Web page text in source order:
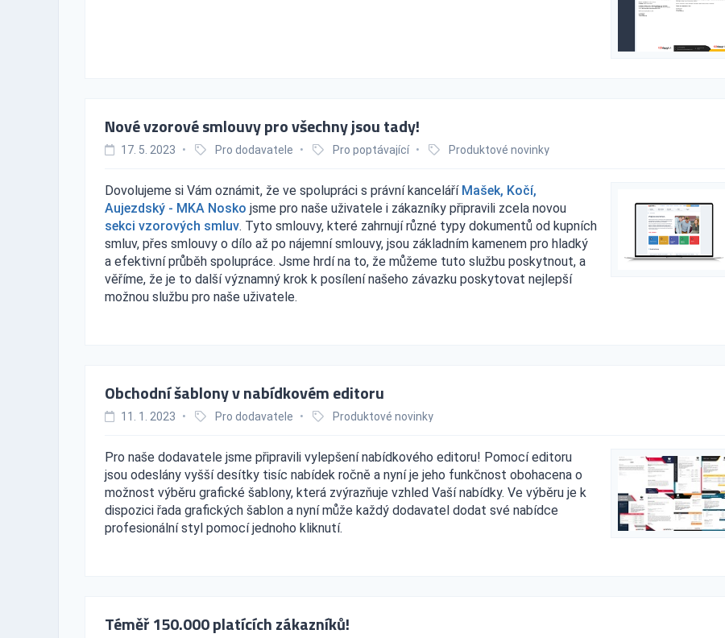
Nové vzorové smlouvy pro všechny jsou tady!
17. 5. 2023 • Pro dodavatele • Pro poptávající • Produktové novinky
Dovolujeme si Vám oznámit, že ve spolupráci s právní kanceláří Mašek, Kočí,
Aujezdský - MKA Nosko jsme pro naše uživatele i zákazníky připravili zcela novou
sekci vzorových smluv. Tyto smlouvy, které zahrnují různé typy dokumentů od kupních
smluv, přes smlouvy o dílo až po nájemní smlouvy, jsou základním kamenem pro hladký
a efektivní průběh spolupráce. Jsme hrdí na to, že můžeme tuto službu poskytnout, a
věříme, že je to další významný krok k posílení našeho závazku poskytovat nejlepší
možnou službu pro naše uživatele.
Obchodní šablony v nabídkovém editoru
11. 1. 2023 • Pro dodavatele • Produktové novinky
Pro naše dodavatele jsme připravili vylepšení nabídkového editoru! Pomocí editoru
jsou odeslány vyšší desítky tisíc nabídek ročně a nyní je jeho funkčnost obohacena o
možnost výběru grafické šablony, která zvýrazňuje vzhled Vaší nabídky. Ve výběru je k
dispozici řada grafických šablon a nyní může každý dodavatel dodat své nabídce
profesionální styl pomocí jednoho kliknutí.
Téměř 150.000 platících zákazníků!